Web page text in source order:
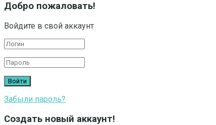
Добро пожаловать!
Войдите в свой аккаунт
Забыли пароль?
Создать новый аккаунт!